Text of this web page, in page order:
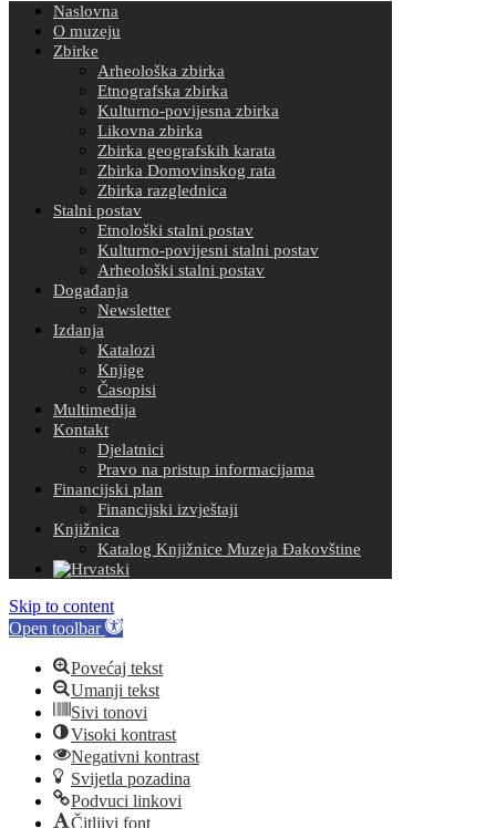
Naslovna
O muzeju
Zbirke
Arheološka zbirka
Etnografska zbirka
Kulturno-povijesna zbirka
Likovna zbirka
Zbirka geografskih karata
Zbirka Domovinskog rata
Zbirka razglednica
Stalni postav
Etnološki stalni postav
Kulturno-povijesni stalni postav
Arheološki stalni postav
Događanja
Newsletter
Izdanja
Katalozi
Knjige
Časopisi
Multimedija
Kontakt
Djelatnici
Pravo na pristup informacijama
Financijski plan
Financijski izvještaji
Knjižnica
Katalog Knjižnice Muzeja Đakovštine
Skip to content
Open toolbar
Povećaj tekst
Umanji tekst
Sivi tonovi
Visoki kontrast
Negativni kontrast
Svijetla pozadina
Podvuci linkovi
Čitljivi font